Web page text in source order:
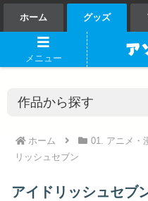
ホーム グッズ
ホーム 01. アニメ・
リッシュセブン
アイドリッシュセブ
メニュー